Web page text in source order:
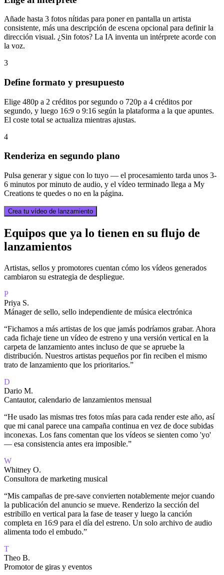
Añade hasta 3 fotos nítidas para poner en pantalla un artista
consistente, más una descripción de escena opcional para definir la
dirección visual. ¿Sin fotos? La IA inventa un intérprete acorde con
la voz.
3
Define formato y presupuesto
Elige 480p a 2 créditos por segundo o 720p a 4 créditos por
segundo, y luego 16:9 o 9:16 según la plataforma a la que apuntes.
El coste total se actualiza mientras ajustas.
4
Renderiza en segundo plano
Pulsa generar y sigue con lo tuyo — el procesamiento tarda unos 3-
6 minutos por minuto de audio, y el vídeo terminado llega a My
Creations te quedes o no en la página.
Crea tu vídeo de lanzamiento
Equipos que ya lo tienen en su flujo de
lanzamientos
Artistas, sellos y promotores cuentan cómo los vídeos generados
cambiaron su estrategia de despliegue.
P
Priya S.
Mánager de sello, sello independiente de música electrónica
“Fichamos a más artistas de los que jamás podríamos grabar. Ahora
cada fichaje tiene un vídeo de estreno y una versión vertical en la
carpeta de lanzamiento antes incluso de que se apruebe la
distribución. Nuestros artistas pequeños por fin reciben el mismo
trato de lanzamiento que los prioritarios.”
D
Dario M.
Cantautor, calendario de lanzamientos mensual
“He usado las mismas tres fotos mías para cada render este año, así
que mi canal parece una campaña continua en vez de doce subidas
inconexas. Los fans comentan que los vídeos se sienten como 'yo'
— esa consistencia antes era imposible.”
W
Whitney O.
Consultora de marketing musical
“Mis campañas de pre-save convierten notablemente mejor cuando
la publicación del anuncio se mueve. Renderizo la sección del
estribillo en vertical para la fase de teaser y luego la canción
completa en 16:9 para el día del estreno. Un solo archivo de audio
alimenta todo el embudo.”
T
Theo B.
Promotor de giras y eventos